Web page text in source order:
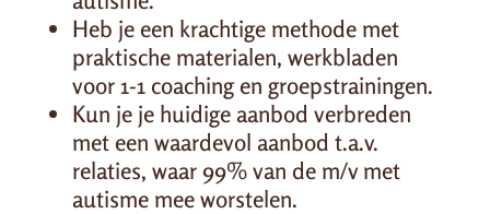
Heb je een krachtige methode met
praktische materialen, werkbladen
voor 1-1 coaching en groepstrainingen.
Kun je je huidige aanbod verbreden
met een waardevol aanbod t.a.v.
relaties, waar 99% van de m/v met
autisme mee worstelen.